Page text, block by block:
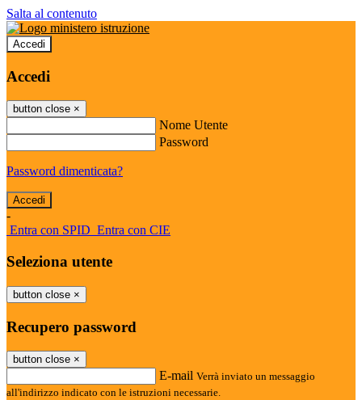
Salta al contenuto
Accedi
Accedi
button close ×
Nome Utente
Password
Password dimenticata?
-
Entra con SPID Entra con CIE
Seleziona utente
button close ×
Recupero password
button close ×
E-mail Verrà inviato un messaggio
all'indirizzo indicato con le istruzioni necessarie.